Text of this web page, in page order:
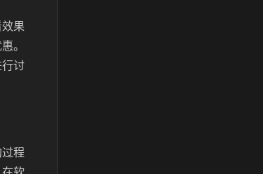
果
。
讨
程